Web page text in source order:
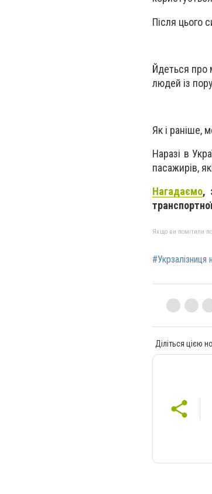
Після цього
Йдеться про
людей із
Як і раніше,
Наразі в
пасажирів,
Нагадаємо,
Якщо ви помітили
#Укрзалізниця
Діліться цією